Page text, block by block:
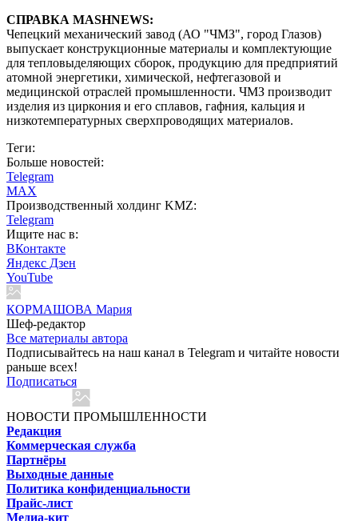
СПРАВКА MASHNEWS:
Чепецкий механический завод (АО "ЧМЗ", город Глазов)
выпускает конструкционные материалы и комплектующие
для тепловыделяющих сборок, продукцию для предприятий
атомной энергетики, химической, нефтегазовой и
медицинской отраслей промышленности. ЧМЗ производит
изделия из циркония и его сплавов, гафния, кальция и
низкотемпературных сверхпроводящих материалов.
Теги:
Больше новостей:
Telegram
MAX
Производственный холдинг KMZ:
Telegram
Ищите нас в:
ВКонтакте
Яндекс Дзен
YouTube
КОРМАШОВА Мария
Шеф-редактор
Все материалы автора
Подписывайтесь на наш канал в Telegram и читайте новости
раньше всех!
Подписаться
НОВОСТИ ПРОМЫШЛЕННОСТИ
Редакция
Коммерческая служба
Партнёры
Выходные данные
Политика конфиденциальности
Прайс-лист
Медиа-кит